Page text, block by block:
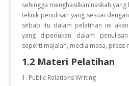
sehingga menghasilkan naskah
teknik penulisan yang sesuai
sebab itu dalam pelatihan ini
yang diperlukan dalam
seperti majalah, media masa, press
1.2 Materi Pelatihan
Public Relations Writing